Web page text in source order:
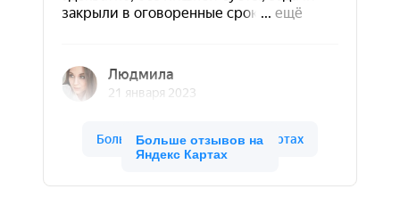
Больше отзывов на
Яндекс Картах